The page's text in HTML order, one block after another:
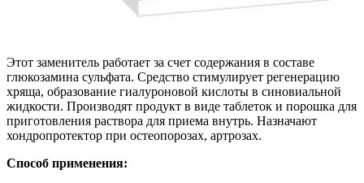
Этот заменитель работает за счет содержания в составе
глюкозамина сульфата. Средство стимулирует регенерацию
хряща, образование гиалуроновой кислоты в синовиальной
жидкости. Производят продукт в виде таблеток и порошка для
приготовления раствора для приема внутрь. Назначают
хондропротектор при остеопорозах, артрозах.
Способ применения: